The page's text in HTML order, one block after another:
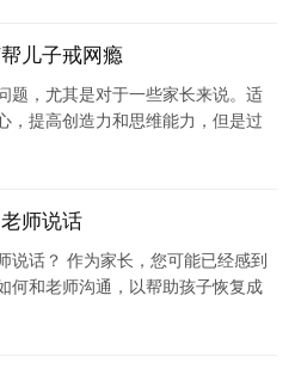
儿子戒网瘾
题，尤其是对于一些家长来说。适
，提高创造力和思维能力，但是过
师说话
说话？ 作为家长，您可能已经感到
何和老师沟通，以帮助孩子恢复成